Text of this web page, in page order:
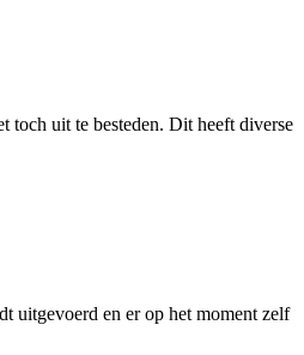
toch uit te besteden. Dit heeft diverse
uitgevoerd en er op het moment zelf